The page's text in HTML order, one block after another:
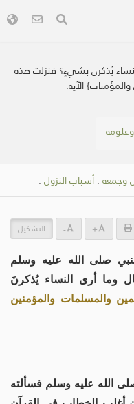
يُذكرنَ بشيءٍ؟ فنزلت هذه
الآية.
وجمعه . أسباب النزول .
+
- التشكيل
صلى الله عليه وسلم
وما أرى النساء يُذكرنَ
والمسلمات والمؤمنين
الله عليه وسلم فسألته